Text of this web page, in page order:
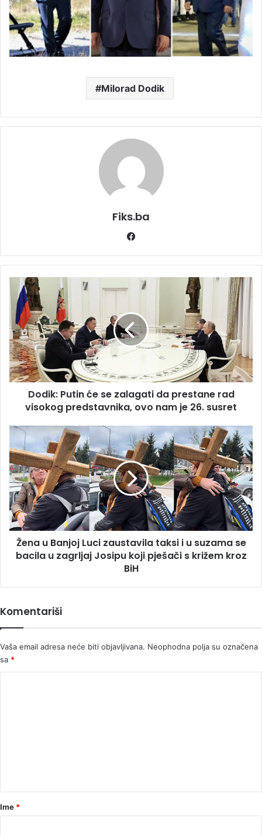
Milorad Dodik
Fiks.ba
Dodik:
Putin
će
se
zalagati
da
prestane
rad
visokog
predstavnika,
je
susret
Dodik: Putin će se zalagati da prestane rad
visokog predstavnika, ovo nam je 26. susret
Žena
Banjoj
Luci
zaustavila
taksi
i
u
suzama
se
bacila
Josipu
pješači
s
kroz
Žena u Banjoj Luci zaustavila taksi i u suzama se
bacila u zagrljaj Josipu koji pješači s križem kroz
BiH
Komentariši
Vaša email adresa neće biti objavljivana. Neophodna polja su označena
sa *
rIme *